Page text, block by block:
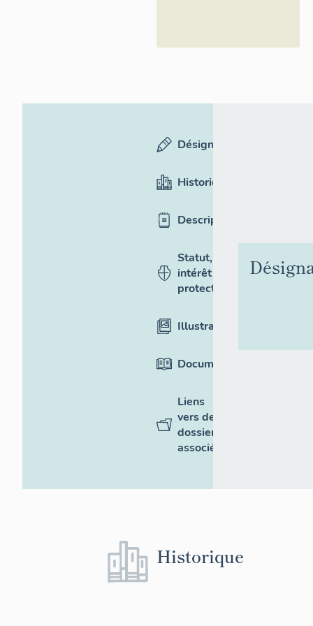
Désignation
Historique
Description
Statut,
intérêt et
protection
Illustrations
Documentation
Liens
vers des
dossiers
associés
Historique